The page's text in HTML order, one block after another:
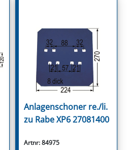
Anlagenschoner re./li.
zu Rabe XP6 27081400
Artnr: 84975